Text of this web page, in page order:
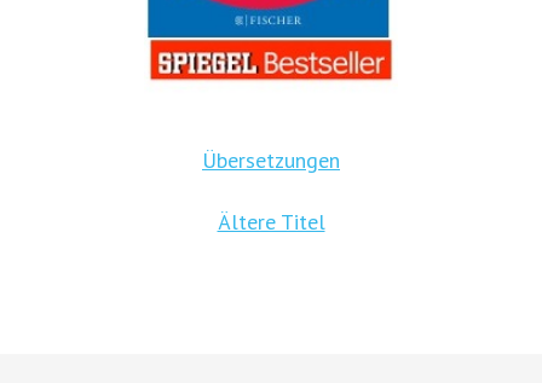
Übersetzungen
Ältere Titel